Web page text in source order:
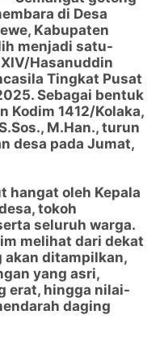
di Desa
Kabupaten
menjadi satu-
Hasanuddin
Tingkat Pusat
Sebagai bentuk
Kodim 1412/Kolaka,
M.Han., turun
desa pada Jumat,
hangat oleh Kepala
tokoh
seluruh warga.
melihat dari dekat
akan ditampilkan,
yang asri,
erat, hingga nilai-
daging